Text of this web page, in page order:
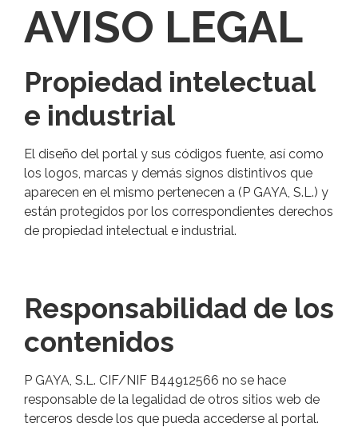
AVISO LEGAL
Propiedad intelectual
e industrial
El diseño del portal y sus códigos fuente, así como
los logos, marcas y demás signos distintivos que
aparecen en el mismo pertenecen a (P GAYA, S.L.) y
están protegidos por los correspondientes derechos
de propiedad intelectual e industrial.
Responsabilidad de los
contenidos
P GAYA, S.L. CIF/NIF B44912566 no se hace
responsable de la legalidad de otros sitios web de
terceros desde los que pueda accederse al portal.